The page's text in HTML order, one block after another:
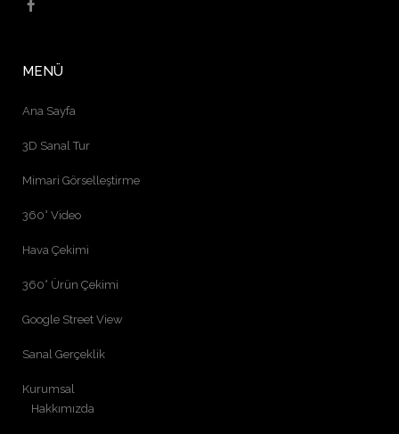
MENÜ
Ana Sayfa
3D Sanal Tur
Mimari Görselleştirme
360° Video
Hava Çekimi
360° Ürün Çekimi
Google Street View
Sanal Gerçeklik
Kurumsal
Hakkımızda